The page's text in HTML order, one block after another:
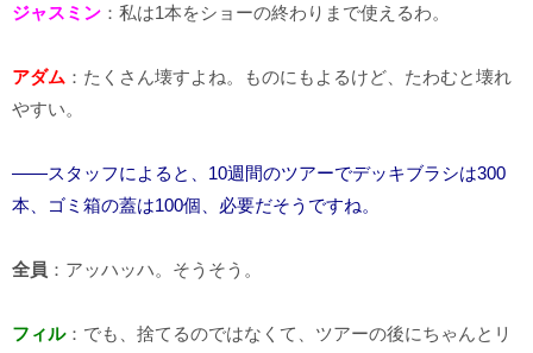
ジャスミン ：私は1本をショーの終わりまで使えるわ。
アダム ：たくさん壊すよね。ものにもよるけど、たわむと壊れ
やすい。
――スタッフによると、10週間のツアーでデッキブラシは300
本、ゴミ箱の蓋は100個、必要だそうですね。
全員 ：アッハッハ。そうそう。
フィル：でも、捨てるのではなくて、ツアーの後にちゃんとリ